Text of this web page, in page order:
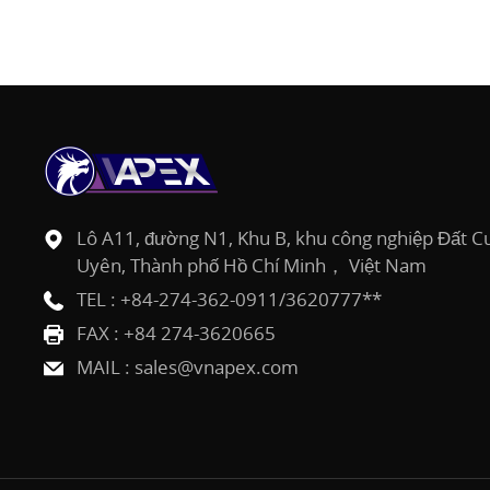
Lô A11, đường N1, Khu B, khu công nghiệp Đất
Uyên, Thành phố Hồ Chí Minh， Việt Nam
TEL : +84-274-362-0911/3620777**
FAX : +84 274-3620665
MAIL : sales@vnapex.com